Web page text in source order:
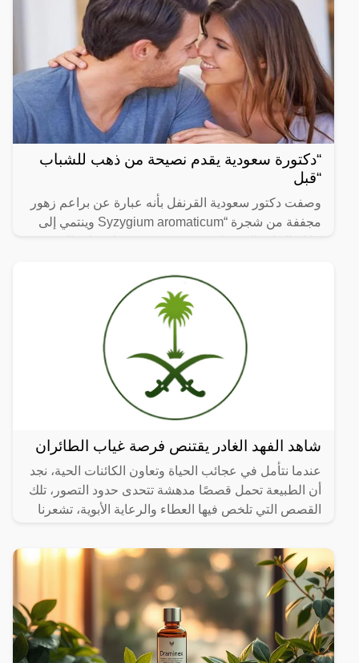
“دكتورة سعودية يقدم نصيحة من ذهب للشباب
“قبل
وصفت دكتور سعودية القرنفل بأنه عبارة عن براعم زهور
مجففة من شجرة “Syzygium aromaticum وينتمي إلى
شاهد الفهد الغادر يقتنص فرصة غياب الطائران
عندما نتأمل في عجائب الحياة وتعاون الكائنات الحية، نجد
أن الطبيعة تحمل قصصًا مدهشة تتحدى حدود التصور، تلك
القصص التي تلخص فيها العطاء والرعاية الأبوية، تشعرنا